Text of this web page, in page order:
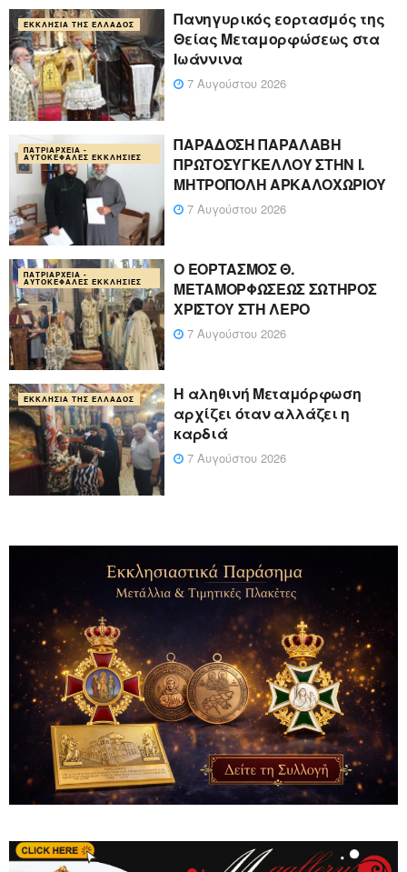
ΕΚΚΛΗΣΊΑ ΤΗΣ ΕΛΛΆΔΟΣ
Πανηγυρικός εορτασμός της
Θείας Μεταμορφώσεως στα
Ιωάννινα
7 Αυγούστου 2026
ΠΑΤΡΙΑΡΧΕΊΑ -
ΑΥΤΟΚΈΦΑΛΕΣ ΕΚΚΛΗΣΊΕΣ
ΠΑΡΑΔΟΣΗ ΠΑΡΑΛΑΒΗ
ΠΡΩΤΟΣΥΓΚΕΛΛΟΥ ΣΤΗΝ Ι.
ΜΗΤΡΟΠΟΛΗ ΑΡΚΑΛΟΧΩΡΙΟΥ
7 Αυγούστου 2026
ΠΑΤΡΙΑΡΧΕΊΑ -
ΑΥΤΟΚΈΦΑΛΕΣ ΕΚΚΛΗΣΊΕΣ
Ο ΕΟΡΤΑΣΜΟΣ Θ.
ΜΕΤΑΜΟΡΦΩΣΕΩΣ ΣΩΤΗΡΟΣ
ΧΡΙΣΤΟΥ ΣΤΗ ΛΕΡΟ
7 Αυγούστου 2026
ΕΚΚΛΗΣΊΑ ΤΗΣ ΕΛΛΆΔΟΣ
Η αληθινή Μεταμόρφωση
αρχίζει όταν αλλάζει η
καρδιά
7 Αυγούστου 2026